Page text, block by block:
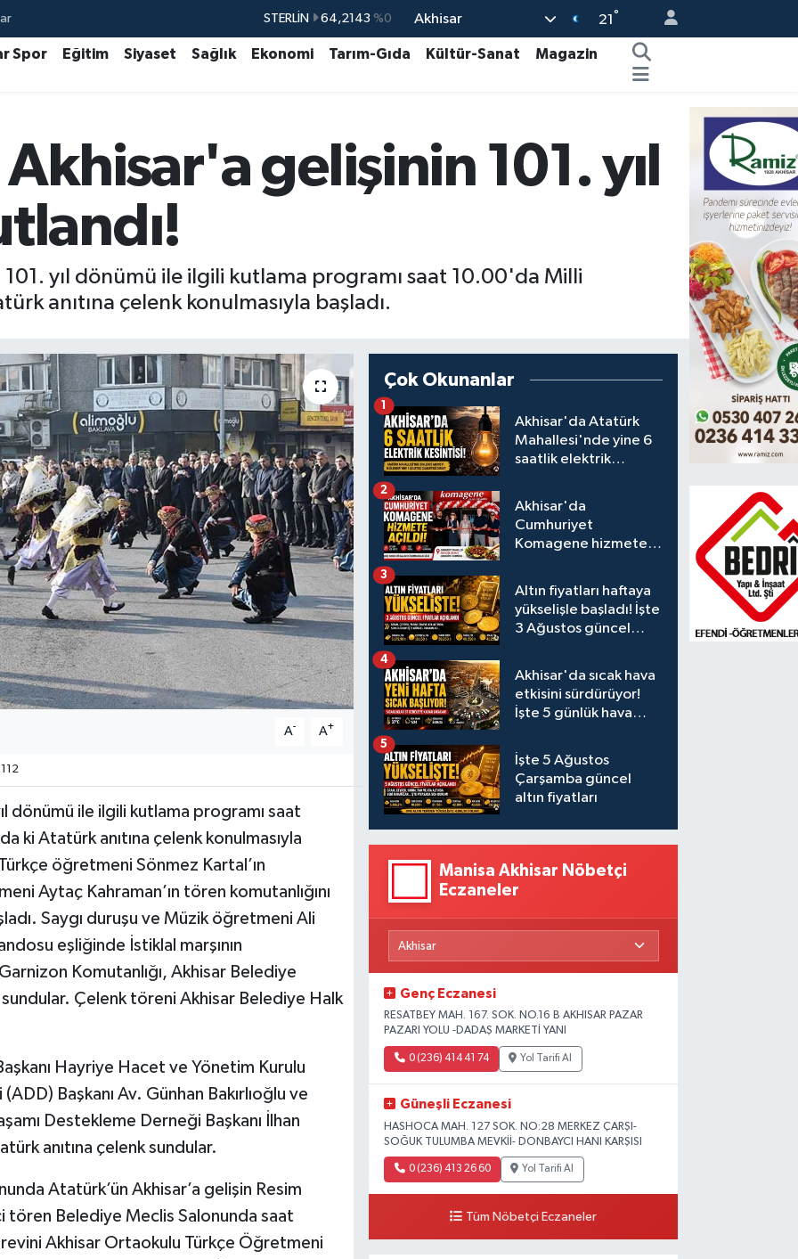
EURO 55,0406 %-0.08
Akhisar 21 °
Spor Eğitim Siyaset Sağlık Ekonomi Tarım-Gıda Kültür-Sanat
Magazin
gelişinin 101. yıl
yıl dönümü ile ilgili kutlama programı saat 10.00'da Milli
anıtına çelenk konulmasıyla başladı.
A- A+
112
dönümü ile ilgili kutlama programı saat
ki Atatürk anıtına çelenk konulmasıyla
öğretmeni Sönmez Kartal’ın
Aytaç Kahraman’ın tören komutanlığını
Saygı duruşu ve Müzik öğretmeni Ali
eşliğinde İstiklal marşının
Komutanlığı, Akhisar Belediye
sundular. Çelenk töreni Akhisar Belediye Halk
Hayriye Hacet ve Yönetim Kurulu
Başkanı Av. Günhan Bakırlıoğlu ve
Destekleme Derneği Başkanı İlhan
anıtına çelenk sundular.
Atatürk’ün Akhisar’a gelişin Resim
tören Belediye Meclis Salonunda saat
Akhisar Ortaokulu Türkçe Öğretmeni
Çok Okunanlar
Akhisar'da Atatürk
Mahallesi'nde yine 6
saatlik elektrik
1
Akhisar'da
Cumhuriyet
Komagene hizmete
2
Altın fiyatları haftaya
yükselişle başladı! İşte
3 Ağustos güncel
3
Akhisar'da sıcak hava
etkisini sürdürüyor!
İşte 5 günlük hava
4
İşte 5 Ağustos
Çarşamba güncel
altın fiyatları
5
Manisa Akhisar Nöbetçi
Eczaneler
Genç Eczanesi
RESATBEY MAH. 167. SOK. NO.16 B AKHISAR PAZAR
PAZARI YOLU -DADAŞ MARKETİ YANI
0 (236) 414 41 74 Yol Tarifi Al
Güneşli Eczanesi
HASHOCA MAH. 127 SOK. NO:28 MERKEZ ÇARŞI-
SOĞUK TULUMBA MEVKİİ- DONBAYCI HANI KARŞISI
0 (236) 413 26 60 Yol Tarifi Al
Tüm Nöbetçi Eczaneler